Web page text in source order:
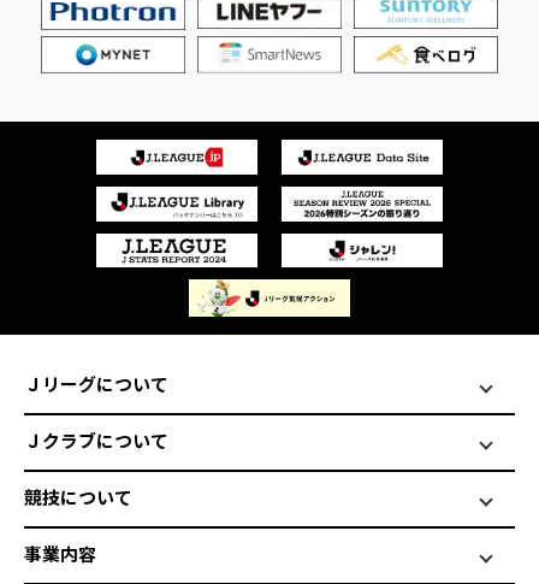
Ｊリーグについて
Ｊクラブについて
競技について
事業内容